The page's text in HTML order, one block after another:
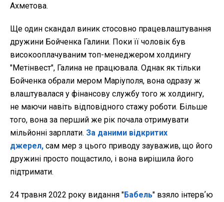
Ахметова.
Ще один скандал виник стосовно працевлаштування
дружини Бойченка Галини. Поки її чоловік був
високооплачуваним топ-менеджером холдингу
"Метінвест", Галина не працювала. Однак як тільки
Бойченка обрали мером Маріуполя, вона одразу ж
влаштувалася у фінансову службу того ж холдингу,
не маючи навіть відповідного стажу роботи. Більше
того, вона за перший же рік почала отримувати
мільйонні зарплати. За даними відкритих
джерел, сам мер з цього приводу зауважив, що його
дружині просто пощастило, і вона вирішила його
підтримати.
24 травня 2022 року видання "Бабель" взяло інтервʼю